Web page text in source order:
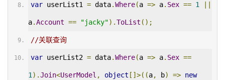
var userList1 = data.Where(a => a. Sex == 1
a.Account == "jacky").ToList ();
//关联查询
var userList2 = data.Where(a => a. Sex ==
1 ).Join<UserModel , object []>((a, b) => new